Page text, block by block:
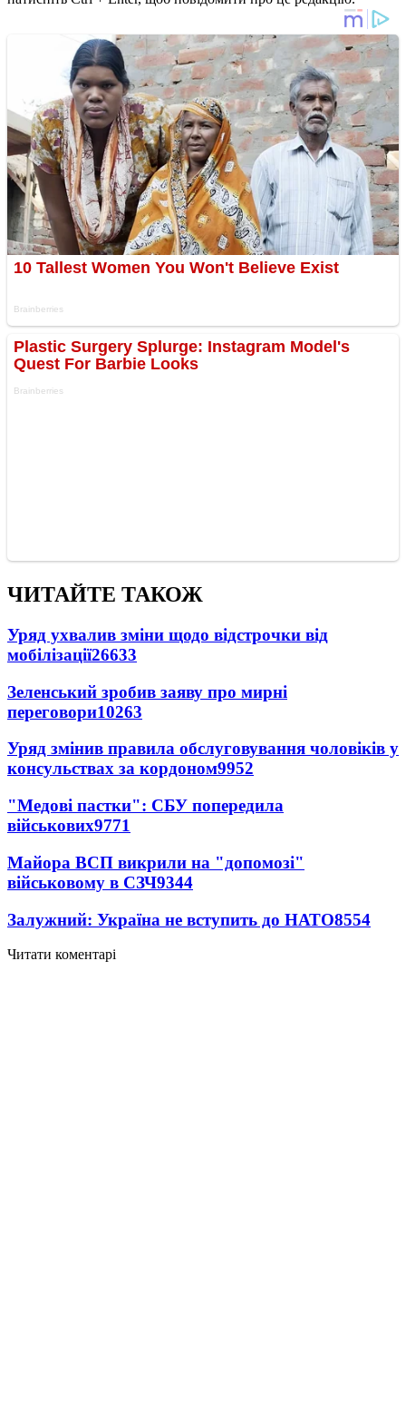
ЧИТАЙТЕ ТАКОЖ
Уряд ухвалив зміни щодо відстрочки від
мобілізації26633
Зеленський зробив заяву про мирні
переговори10263
Уряд змінив правила обслуговування чоловіків у
консульствах за кордоном9952
"Медові пастки": СБУ попередила
військових9771
Майора ВСП викрили на "допомозі"
військовому в СЗЧ9344
Залужний: Україна не вступить до НАТО8554
Читати коментарі